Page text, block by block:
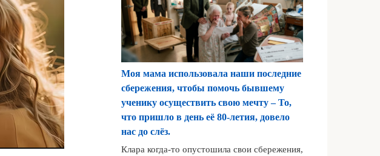
Моя мама использовала наши последние
сбережения, чтобы помочь бывшему
ученику осуществить свою мечту – То,
что пришло в день её 80-летия, довело
нас до слёз.
Клара когда-то опустошила свои сбережения,